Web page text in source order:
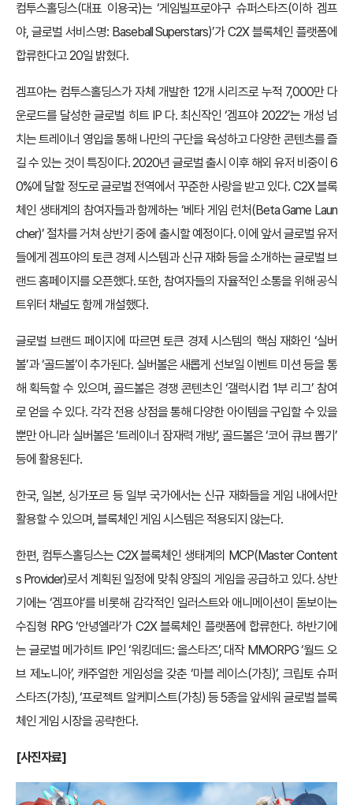
컴투스홀딩스(대표 이용국)는 ‘게임빌프로야구 슈퍼스타즈(이하 겜프
야, 글로벌 서비스명: Baseball Superstars)’가 C2X 블록체인 플랫폼에
합류한다고 20일 밝혔다.
겜프야는 컴투스홀딩스가 자체 개발한 12개 시리즈로 누적 7,000만 다
운로드를 달성한 글로벌 히트 IP 다. 최신작인 ‘겜프야 2022’는 개성 넘
치는 트레이너 영입을 통해 나만의 구단을 육성하고 다양한 콘텐츠를 즐
길 수 있는 것이 특징이다. 2020년 글로벌 출시 이후 해외 유저 비중이 6
0%에 달할 정도로 글로벌 전역에서 꾸준한 사랑을 받고 있다. C2X 블록
체인 생태계의 참여자들과 함께하는 ‘베타 게임 런처(Beta Game Laun
cher)’ 절차를 거쳐 상반기 중에 출시할 예정이다. 이에 앞서 글로벌 유저
들에게 겜프야의 토큰 경제 시스템과 신규 재화 등을 소개하는 글로벌 브
랜드 홈페이지를 오픈했다. 또한, 참여자들의 자율적인 소통을 위해 공식
트위터 채널도 함께 개설했다.
글로벌 브랜드 페이지에 따르면 토큰 경제 시스템의 핵심 재화인 ‘실버
볼’과 ‘골드볼’이 추가된다. 실버볼은 새롭게 선보일 이벤트 미션 등을 통
해 획득할 수 있으며, 골드볼은 경쟁 콘텐츠인 ‘갤럭시컵 1부 리그’ 참여
로 얻을 수 있다. 각각 전용 상점을 통해 다양한 아이템을 구입할 수 있을
뿐만 아니라 실버볼은 ‘트레이너 잠재력 개방’, 골드볼은 ‘코어 큐브 뽑기’
등에 활용된다.
한국, 일본, 싱가포르 등 일부 국가에서는 신규 재화들을 게임 내에서만
활용할 수 있으며, 블록체인 게임 시스템은 적용되지 않는다.
한편, 컴투스홀딩스는 C2X 블록체인 생태계의 MCP(Master Content
s Provider)로서 계획된 일정에 맞춰 양질의 게임을 공급하고 있다. 상반
기에는 ‘겜프야’를 비롯해 감각적인 일러스트와 애니메이션이 돋보이는
수집형 RPG ‘안녕엘라’가 C2X 블록체인 플랫폼에 합류한다. 하반기에
는 글로벌 메가히트 IP인 ‘워킹데드: 올스타즈’, 대작 MMORPG ‘월드 오
브 제노니아’, 캐주얼한 게임성을 갖춘 ‘마블 레이스(가칭)’, 크립토 슈퍼
스타즈(가칭), ‘프로젝트 알케미스트(가칭) 등 5종을 앞세워 글로벌 블록
체인 게임 시장을 공략한다.
[사진자료]